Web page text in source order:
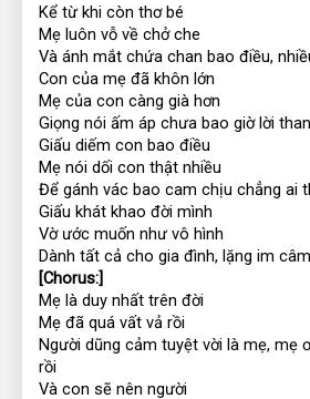
Kể từ khi còn thơ bé
Mẹ luôn vỗ về chở che
Và ánh mắt chứa chan bao điều,
Con của mẹ đã khôn lớn
Mẹ của con càng già hơn
Giọng nói ấm áp chưa bao giờ lời
Giấu diếm con bao điều
Mẹ nói dối con thật nhiều
Để gánh vác bao cam chịu chẳng ai
Giấu khát khao đời mình
Vờ ước muốn như vô hình
Dành tất cả cho gia đình, lặng im
[Chorus:]
Mẹ là duy nhất trên đời
Mẹ đã quá vất vả rồi
Người dũng cảm tuyệt vời là mẹ, mẹ
rồi
Và con sẽ nên người